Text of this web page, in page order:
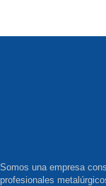
Somos una empresa
profesionales